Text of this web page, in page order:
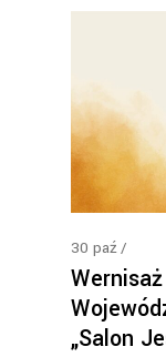
30 paź
„Salon